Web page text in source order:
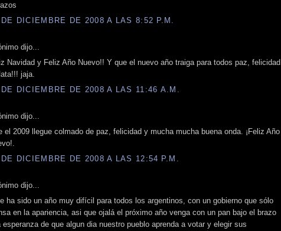
DICIEMBRE DE 2008 A LAS 8:52 P.M.
dijo...
Navidad y Feliz Año Nuevo!! Y que el nuevo año traiga para todos paz, felicidad
jaja.
DICIEMBRE DE 2008 A LAS 11:46 A.M.
dijo...
el 2009 llegue colmado de paz, felicidad y mucha mucha buena onda. ¡Feliz Año
DICIEMBRE DE 2008 A LAS 12:54 P.M.
dijo...
ha sido un año muy difícil para todos los argentinos, con un gobierno que sólo
en la apariencia, asi que ojalá el próximo año venga con un pan bajo el brazo
esperanza de que algun dia nuestro pueblo aprenda a votar y elegir sus